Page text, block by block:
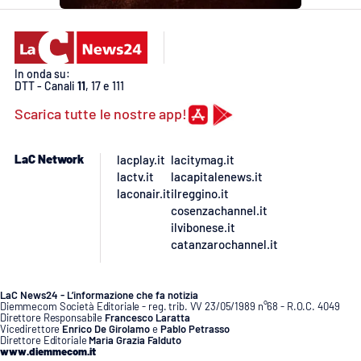
Lacplay.it
Lactv.it
Laconair.it
Lacapitalenews.it
Ilvibonese.it
Catanzarochannel.it
In onda su:
DTT - Canali 11, 17 e 111
Scarica tutte le nostre app!
LaC Network
lacplay.it
lactv.it
laconair.it
lacitymag.it
lacapitalenews.it
ilreggino.it
cosenzachannel.it
ilvibonese.it
catanzarochannel.it
LaC News24 - L’informazione che fa notizia
Diemmecom Società Editoriale - reg. trib. VV 23/05/1989 n°68 - R.O.C. 4049
Direttore Responsabile Francesco Laratta
Vicedirettore Enrico De GirolamoePablo Petrasso
Direttore Editoriale Maria Grazia Falduto
www.diemmecom.it